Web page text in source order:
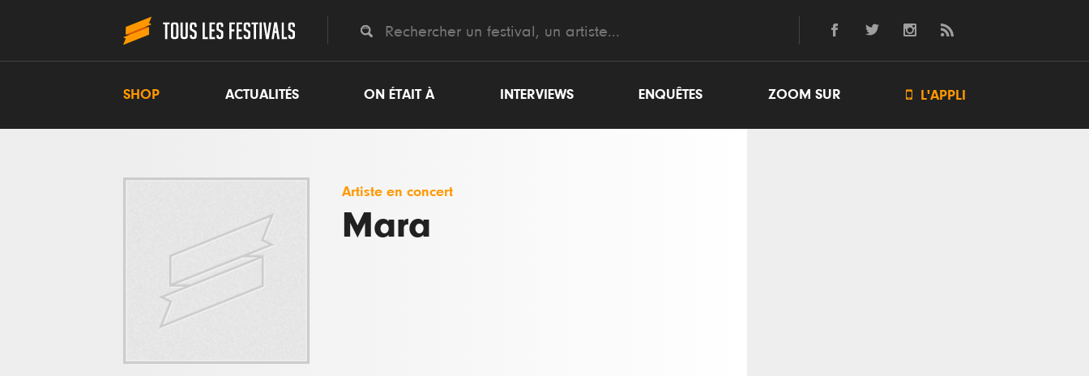
SHOP ACTUALITÉS ON ÉTAIT À INTERVIEWS ENQUÊTES ZOOM SUR  L'APPLI
Artiste en concert
Mara